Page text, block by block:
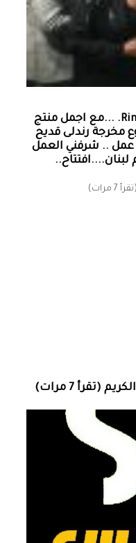
مؤمنة الشامي‏ مع ‏‎Rindala Kodeih‎‏. ...مع اجمل منتج
مخرجة رندلى قديح
عمل .. شرفني العمل
(تقرأ 7 مرات)